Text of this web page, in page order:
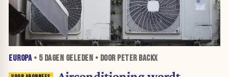
EUROPA• 5 DAGEN GELEDEN • DOOR PETER BACKX